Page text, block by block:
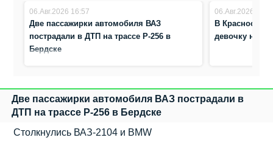
06.Авг.2026 16:57
Две пассажирки автомобиля ВАЗ
пострадали в ДТП на трассе Р-256 в
Бердске
06.Авг.2026 8:41
В
девочку на
Две пассажирки автомобиля ВАЗ пострадали в
ДТП на трассе Р-256 в Бердске
Столкнулись ВАЗ‑2104 и BMW